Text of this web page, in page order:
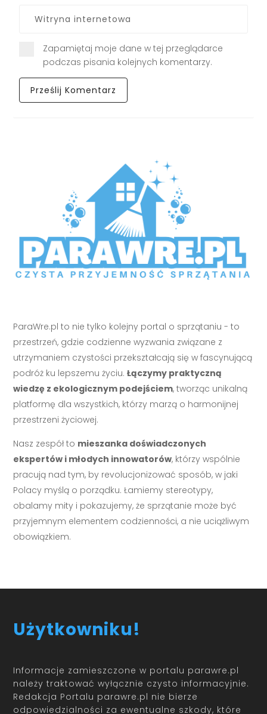
Zapamiętaj moje dane w tej przeglądarce
podczas pisania kolejnych komentarzy.
ParaWre.pl to nie tylko kolejny portal o sprzątaniu - to
przestrzeń, gdzie codzienne wyzwania związane z
utrzymaniem czystości przekształcają się w fascynującą
podróż ku lepszemu życiu.Łączymy praktyczną
wiedzę z ekologicznym podejściem, tworząc unikalną
platformę dla wszystkich, którzy marzą o harmonijnej
przestrzeni życiowej.
Nasz zespół to mieszanka doświadczonych
ekspertów i młodych innowatorów, którzy wspólnie
pracują nad tym, by revolucjonizować sposób, w jaki
Polacy myślą o porządku. Łamiemy stereotypy,
obalamy mity i pokazujemy, że sprzątanie może być
przyjemnym elementem codzienności, a nie uciążliwym
obowiązkiem.
Użytkowniku!
Informacje zamieszczone w portalu parawre.pl
należy traktować wyłącznie czysto informacyjnie.
Redakcja Portalu parawre.pl nie bierze
odpowiedzialności za ewentualne szkody, które